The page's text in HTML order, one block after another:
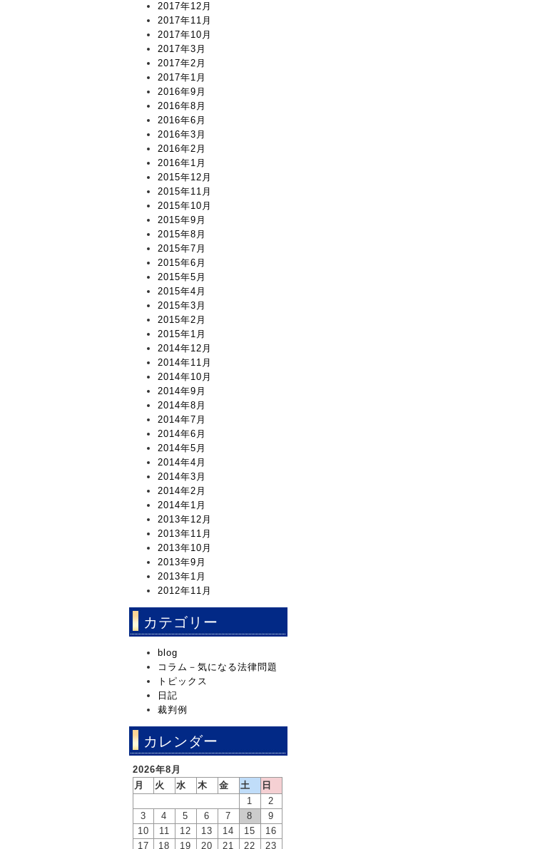
2017年12月
2017年11月
2017年10月
2017年3月
2017年2月
2017年1月
2016年9月
2016年8月
2016年6月
2016年3月
2016年2月
2016年1月
2015年12月
2015年11月
2015年10月
2015年9月
2015年8月
2015年7月
2015年6月
2015年5月
2015年4月
2015年3月
2015年2月
2015年1月
2014年12月
2014年11月
2014年10月
2014年9月
2014年8月
2014年7月
2014年6月
2014年5月
2014年4月
2014年3月
2014年2月
2014年1月
2013年12月
2013年11月
2013年10月
2013年9月
2013年1月
2012年11月
カテゴリー
blog
コラム－気になる法律問題
トピックス
日記
裁判例
カレンダー
2026年8月
月
火 水 木 金 土
日
1
2
3
4 5 6 7 8
9
10
11 12 13 14 15
16
17
18 19 20 21 22 23